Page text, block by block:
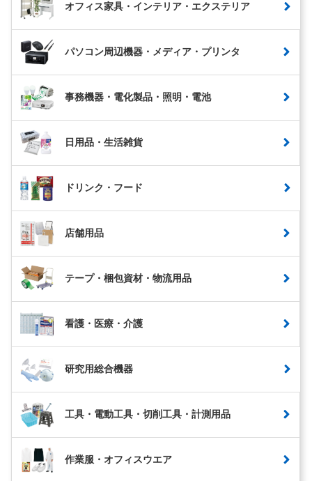
オフィス家具・インテリア・エクステリア
パソコン周辺機器・メディア・プリンタ
事務機器・電化製品・照明・電池
日用品・生活雑貨
ドリンク・フード
店舗用品
テープ・梱包資材・物流用品
看護・医療・介護
研究用総合機器
工具・電動工具・切削工具・計測用品
作業服・オフィスウエア